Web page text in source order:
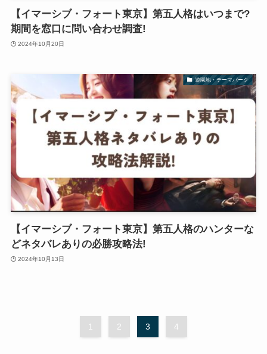
【イマーシブ・フォート東京】第五人格はいつまで?
期間を窓口に問い合わせ調査!
2024年10月20日
遊園地・テーマパーク
【イマーシブ・フォート東京】第五人格のハンターな
どネタバレありの必勝攻略法!
2024年10月13日
1 2 3 4